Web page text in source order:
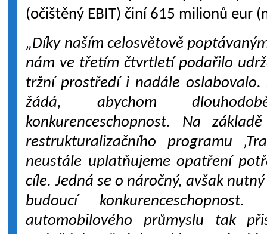
(očištěný EBIT) činí 615 milionů eur
„Díky naším celosvětově
nám ve třetím čtvrtletí podařilo
tržní prostředí i nadále
žádá, abychom
konkurenceschopnost. Na
restrukturalizačního programu
neustále uplatňujeme opatření
cíle. Jedná se o náročný, avšak
budoucí
automobilového průmyslu tak